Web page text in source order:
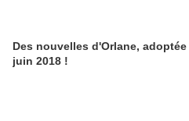
Des nouvelles d'Orlane, adoptée
juin 2018 !